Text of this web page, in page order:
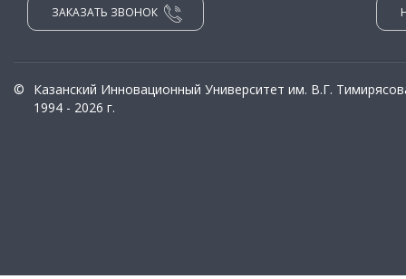
ЗАКАЗАТЬ ЗВОНОК
©
Казанский Инновационный Университет им. В.Г.
1994 - 2026 г.